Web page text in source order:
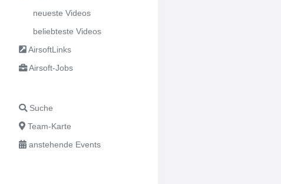
neueste Videos
beliebteste Videos
AirsoftLinks
Airsoft-Jobs
Suche
Team-Karte
anstehende Events